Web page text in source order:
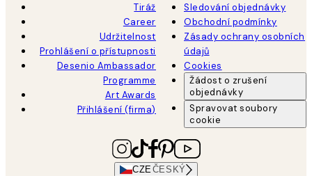
Tiráž
Career
Udržitelnost
Prohlášení o přístupnosti
Desenio Ambassador
Programme
Art Awards
Přihlášení (firma)
Sledování objednávky
Obchodní podmínky
Zásady ochrany osobních
údajů
Cookies
Žádost o zrušení
objednávky
Spravovat soubory
cookie
CZEČESKÝ